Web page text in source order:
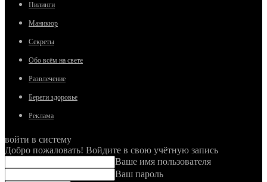
Пилинги
Маникюр
Секреты
Обо всём на свете
Развлечение
Береги здоровье
Реклама
войти в систему
Добро пожаловать! Войдите в свою учётную запись
Ваше имя пользователя
Ваш пароль